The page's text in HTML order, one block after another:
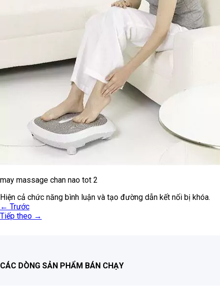
may massage chan nao tot 2
Hiện cả chức năng bình luận và tạo đường dẫn kết nối bị khóa.
← Trước
Tiếp theo →
CÁC DÒNG SẢN PHẨM BÁN CHẠY